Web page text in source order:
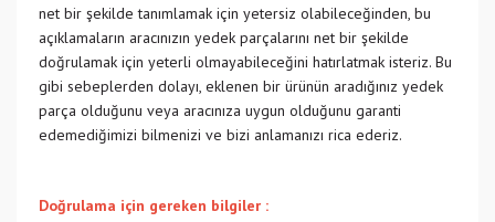
net bir şekilde tanımlamak için yetersiz olabileceğinden, bu
açıklamaların aracınızın yedek parçalarını net bir şekilde
doğrulamak için yeterli olmayabileceğini hatırlatmak isteriz. Bu
gibi sebeplerden dolayı, eklenen bir ürünün aradığınız yedek
parça olduğunu veya aracınıza uygun olduğunu garanti
edemediğimizi bilmenizi ve bizi anlamanızı rica ederiz.
Doğrulama için gereken bilgiler :